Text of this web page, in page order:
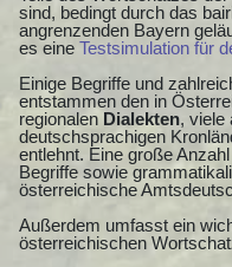
sind, bedingt durch das
angrenzenden Bayern
es eine Testsimulation für
Einige Begriffe und
entstammen den in
regionalen Dialekten, viele
deutschsprachigen
entlehnt. Eine große
Begriffe sowie
österreichische
Außerdem umfasst ein
österreichischen